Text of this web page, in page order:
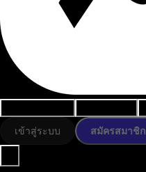
เข้าสู่ระบบ สมัครสมาชิก